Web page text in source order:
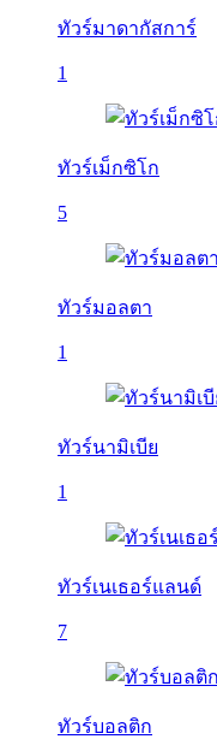
ทัวร์มาดากัสการ์
1
ทัวร์เม็กซิโก
5
ทัวร์มอลตา
1
ทัวร์นามิเบีย
1
ทัวร์เนเธอร์แลนด์
7
ทัวร์บอลติก